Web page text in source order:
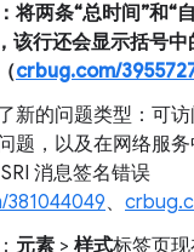
：将两条“总时间”和“
该行还会显示括号中
crbug.com/
新的问题类型：可
题，以及在网络服
消息签名错误
、
元素 > 样式标签页